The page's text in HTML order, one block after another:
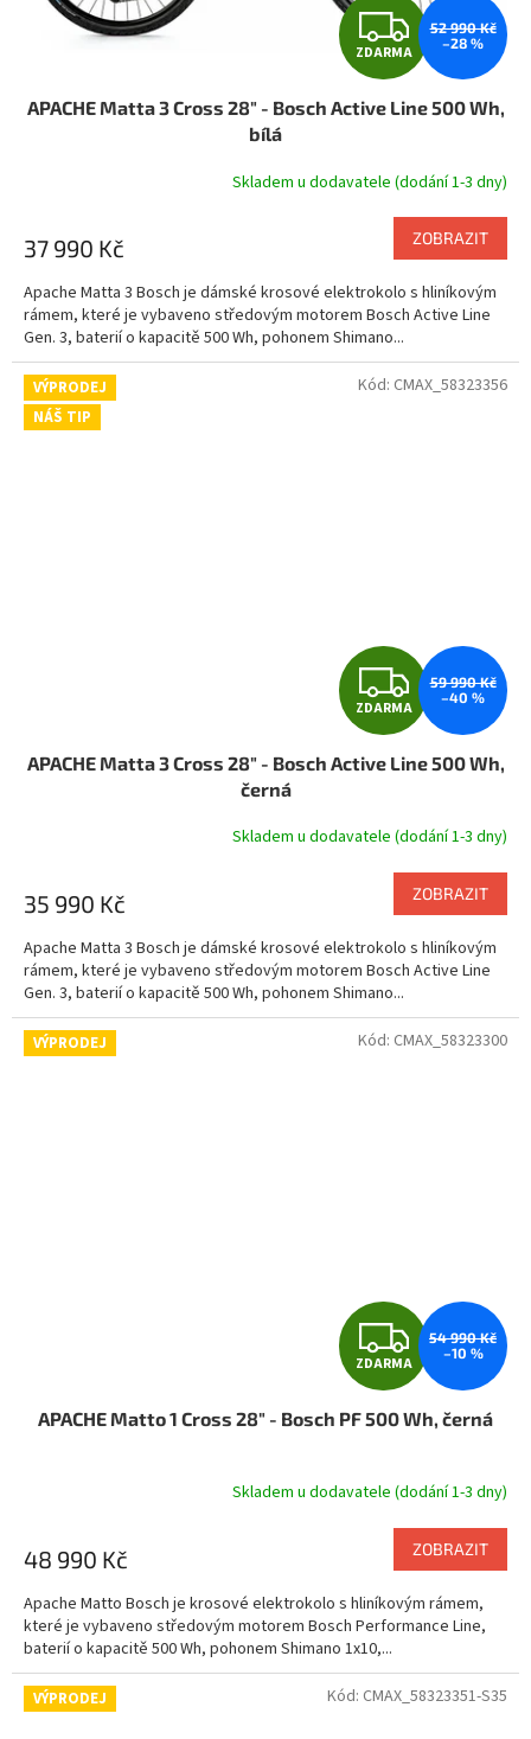
Z
D
A
R
M
A
ZDARMA
52 990 Kč
–28 %
APACHE Matta 3 Cross 28" - Bosch Active Line 500 Wh,
bílá
Skladem u dodavatele (dodání 1-3 dny)
37 990 Kč ZOBRAZIT
Apache Matta 3 Bosch je dámské krosové elektrokolo s hliníkovým
rámem, které je vybaveno středovým motorem Bosch Active Line
Gen. 3, baterií o kapacitě 500 Wh, pohonem Shimano...
VÝPRODEJ
NÁŠ TIP
Z
D
A
R
M
A
ZDARMA
59 990 Kč
–40 %
APACHE Matta 3 Cross 28" - Bosch Active Line 500 Wh,
černá
Skladem u dodavatele (dodání 1-3 dny)
35 990 Kč ZOBRAZIT
Apache Matta 3 Bosch je dámské krosové elektrokolo s hliníkovým
rámem, které je vybaveno středovým motorem Bosch Active Line
Gen. 3, baterií o kapacitě 500 Wh, pohonem Shimano...
Kód: CMAX_58323356
VÝPRODEJ
Z
D
A
R
M
A
ZDARMA
54 990 Kč
–10 %
APACHE Matto 1 Cross 28" - Bosch PF 500 Wh, černá
Skladem u dodavatele (dodání 1-3 dny)
48 990 Kč ZOBRAZIT
Apache Matto Bosch je krosové elektrokolo s hliníkovým rámem,
které je vybaveno středovým motorem Bosch Performance Line,
baterií o kapacitě 500 Wh, pohonem Shimano 1x10,...
Kód: CMAX_58323300
VÝPRODEJ Kód: CMAX_58323351-S35